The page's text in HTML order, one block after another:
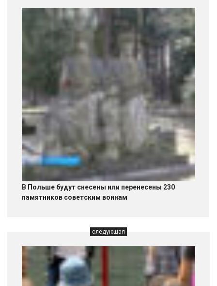
В Польше будут снесены или перенесены 230
памятников советским воинам
следующая